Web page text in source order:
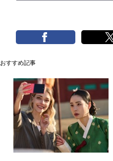
おすすめ記事